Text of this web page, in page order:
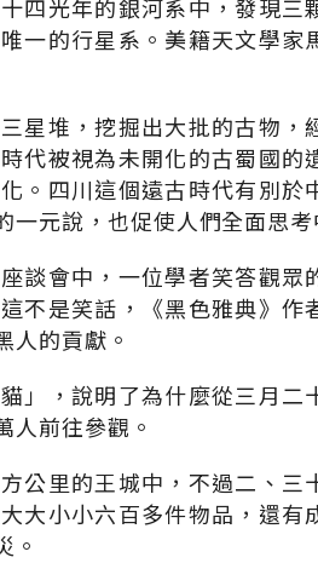
四光年的銀河系中，發現三
一的行星系。美籍天文學家
星堆，挖掘出大批的古物，
代被視為未開化的古蜀國的
。四川這個遠古時代有別於
元說，也促使人們全面思考
談會中，一位學者笑答觀眾
不是笑話，《黑色雅典》作
人的貢獻。
」，說明了為什麼從三月二
人前往參觀。
公里的王城中，不過二、三
大小小六百多件物品，還有
。